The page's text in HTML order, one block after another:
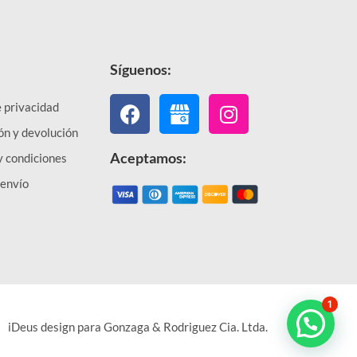
privacidad
y devolución
condiciones
Síguenos:
Facebook Instagram
Aceptamos:
iDeus design para Gonzaga & Rodriguez Cia. Ltda.
1